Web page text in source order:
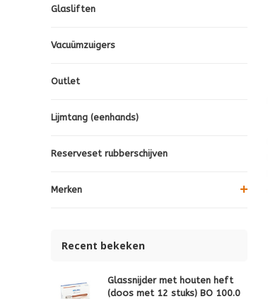
Glasliften
Vacuümzuigers
Outlet
Lijmtang (eenhands)
Reserveset rubberschijven
Merken
Recent bekeken
Glassnijder met houten heft
(doos met 12 stuks) BO 100.0